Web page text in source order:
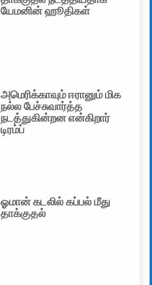
யேமனின் ஹூதிகள்
அமெரிக்காவும் ஈரானும் மிக
நல்ல பேச்சுவார்த்த
நடத்துகின்றன என்கிறார்
டிரம்ப்
ஓமான் கடலில் கப்பல் மீது
தாக்குதல்